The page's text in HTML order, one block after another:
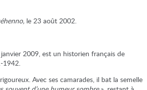
le 23 août 2002.
2009, est un historien français de
1942.
Avec ses camarades, il bat la semelle